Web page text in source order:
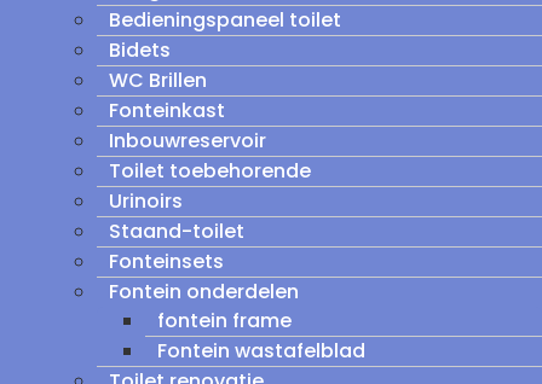
Bedieningspaneel toilet
Bidets
WC Brillen
Fonteinkast
Inbouwreservoir
Toilet toebehorende
Urinoirs
Staand-toilet
Fonteinsets
Fontein onderdelen
fontein frame
Fontein wastafelblad